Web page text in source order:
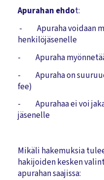
Apurahan ehdot:
- Apuraha voidaan
henkilöjäsenelle
- Apuraha
- Apuraha on
fee)
- Apurahaa ei voi
jäsenelle
Mikäli hakemuksia
hakijoiden kesken
apurahan saajissa: